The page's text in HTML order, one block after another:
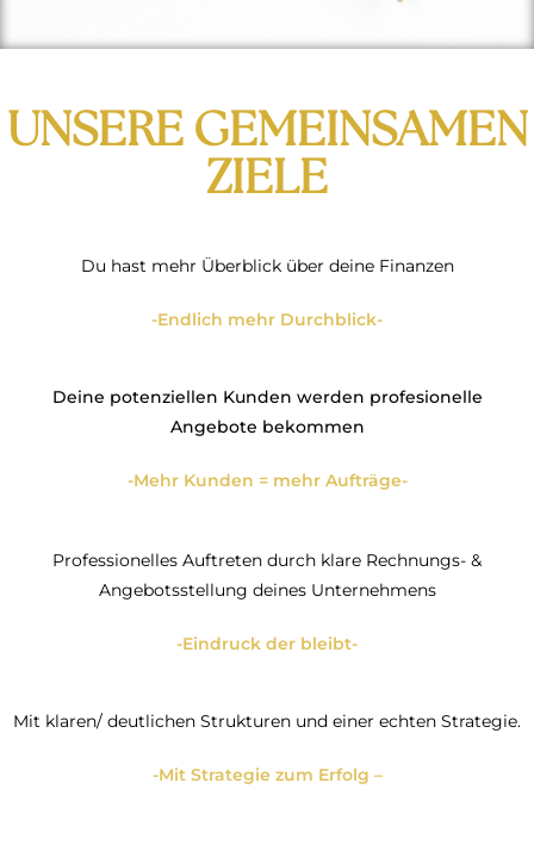
UNSERE GEMEINSAMEN
ZIELE
Du hast mehr Überblick über deine Finanzen
-Endlich mehr Durchblick-
Deine potenziellen Kunden werden profesionelle
Angebote bekommen
-Mehr Kunden = mehr Aufträge-
Professionelles Auftreten durch klare Rechnungs- &
Angebotsstellung deines Unternehmens
-Eindruck der bleibt-
Mit klaren/ deutlichen Strukturen und einer echten Strategie.
-Mit Strategie zum Erfolg –